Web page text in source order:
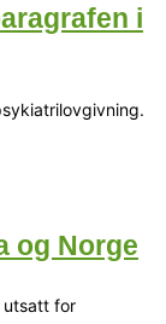
i
og Norge
utsatt for